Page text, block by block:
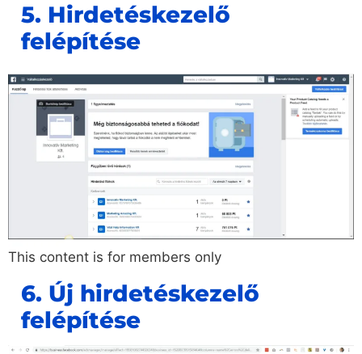
5. Hirdetéskezelő
felépítése
This content is for members only
6. Új hirdetéskezelő
felépítése